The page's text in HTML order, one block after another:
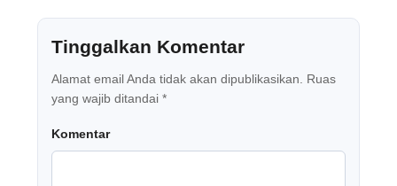
Tinggalkan Komentar
Alamat email Anda tidak akan dipublikasikan.
Ruas
yang wajib ditandai *
Komentar